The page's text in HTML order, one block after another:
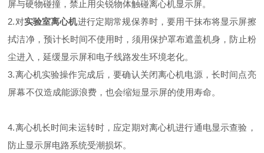
屏与硬物碰撞，禁止用尖锐物体触碰离心机显示屏。
2.对实验室离心机进行定期常规保养时，要用干抹布将显示屏擦
拭洁净，预计长时间不使用时，须用保护罩布遮盖机身，防止粉
尘进入，延缓显示屏和电子线路发生环境老化。
3.离心机实验操作完成后，要确认关闭离心机电源，长时间点亮
屏幕不仅造成能源浪费，也会缩短显示屏的使用寿命。
4.离心机长时间未运转时，应定期对离心机进行通电显示查验，
防止显示屏电路系统受潮损坏。